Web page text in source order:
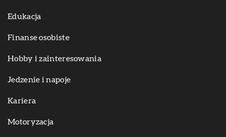
Edukacja
Finanse osobiste
Hobby i zainteresowania
Jedzenie i napoje
Kariera
Motoryzacja